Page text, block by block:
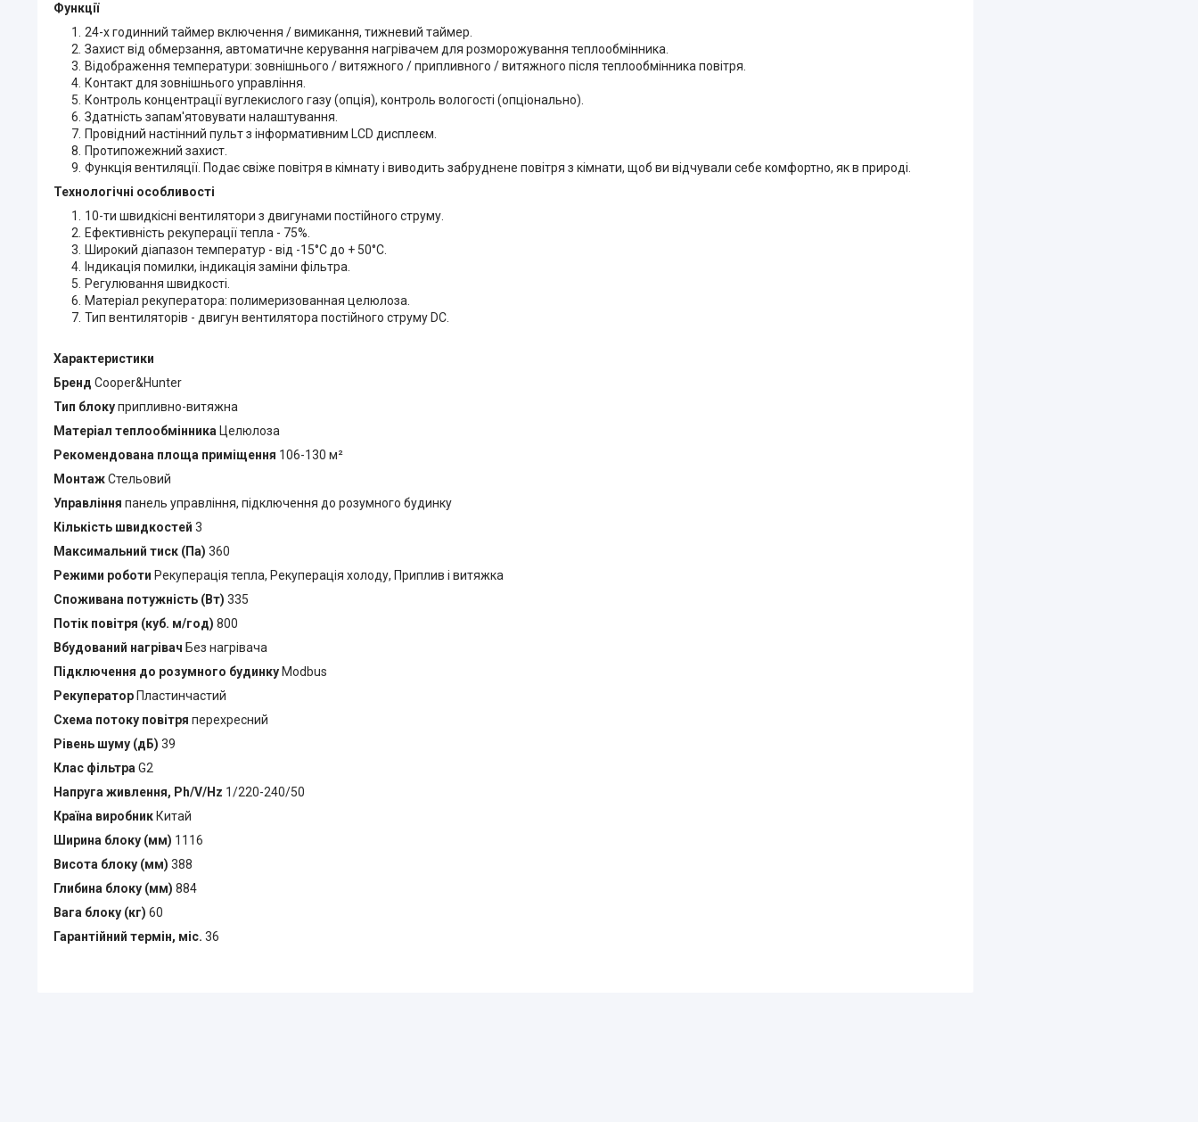
Функції
24-х годинний таймер включення / вимикання, тижневий таймер.
Захист від обмерзання, автоматичне керування нагрівачем для розморожування теплообмінника.
Відображення температури: зовнішнього / витяжного / припливного / витяжного після теплообмінника повітря.
Контакт для зовнішнього управління.
Контроль концентрації вуглекислого газу (опція), контроль вологості (опціонально).
Здатність запам'ятовувати налаштування.
Провідний настінний пульт з інформативним LCD дисплеєм.
Протипожежний захист.
Функція вентиляції. Подає свіже повітря в кімнату і виводить забруднене повітря з кімнати, щоб ви відчували себе комфортно, як в природі.
Технологічні особливості
10-ти швидкісні вентилятори з двигунами постійного струму.
Ефективність рекуперації тепла - 75%.
Широкий діапазон температур - від -15°C до + 50°C.
Індикація помилки, індикація заміни фільтра.
Регулювання швидкості.
Матеріал рекуператора: полимеризованная целюлоза.
Тип вентиляторів - двигун вентилятора постійного струму DС.
Характеристики
Бренд Cooper&Hunter
Тип блокуприпливно-витяжна
Матеріал теплообмінника Целюлоза
Рекомендована площа приміщення 106-130 м²
МонтажСтельовий
Управління панель управління, підключення до розумного будинку
Кількість швидкостей 3
Максимальний тиск (Па) 360
Режими роботи Рекуперація тепла, Рекуперація холоду, Приплив і витяжка
Споживана потужність (Вт) 335
Потік повітря (куб. м/год) 800
Вбудований нагрівач Без нагрівача
Підключення до розумного будинку Modbus
Рекуператор Пластинчастий
Схема потоку повітря перехресний
Рівень шуму (дБ) 39
Клас фільтра G2
Напруга живлення, Ph/V/Hz 1/220-240/50
Країна виробник Китай
Ширина блоку (мм) 1116
Висота блоку (мм) 388
Глибина блоку (мм) 884
Вага блоку (кг) 60
Гарантійний термін, міс. 36